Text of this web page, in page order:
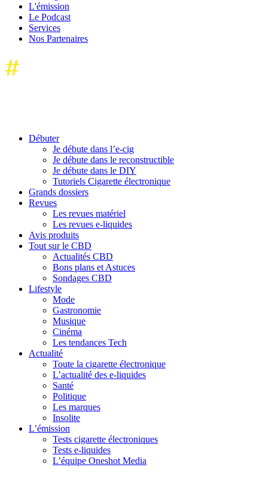
L'émission
Le Podcast
Services
Nos Partenaires
Débuter
Je débute dans l’e-cig
Je débute dans le reconstructible
Je débute dans le DIY
Tutoriels Cigarette électronique
Grands dossiers
Revues
Les revues matériel
Les revues e-liquides
Avis produits
Tout sur le CBD
Actualités CBD
Bons plans et Astuces
Sondages CBD
Lifestyle
Mode
Gastronomie
Musique
Cinéma
Les tendances Tech
Actualité
Toute la cigarette électronique
L’actualité des e-liquides
Santé
Politique
Les marques
Insolite
L’émission
Tests cigarette électroniques
Tests e-liquides
L’équipe Oneshot Media